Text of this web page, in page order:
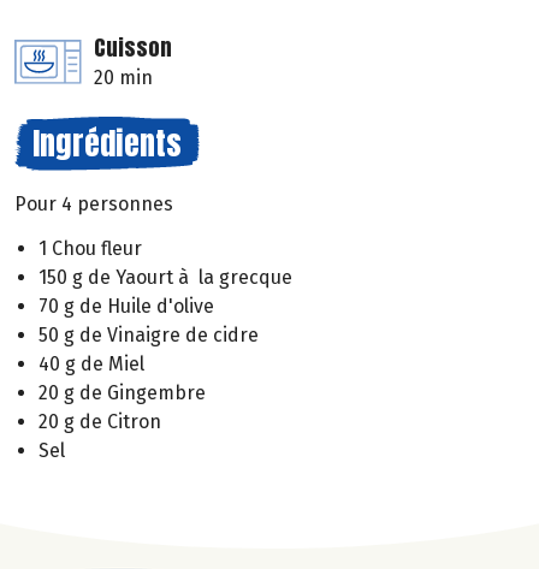
Cuisson
20 min
Ingrédients
Pour 4 personnes
1 Chou fleur
150 g de Yaourt à la grecque
70 g de Huile d'olive
50 g de Vinaigre de cidre
40 g de Miel
20 g de Gingembre
20 g de Citron
Sel